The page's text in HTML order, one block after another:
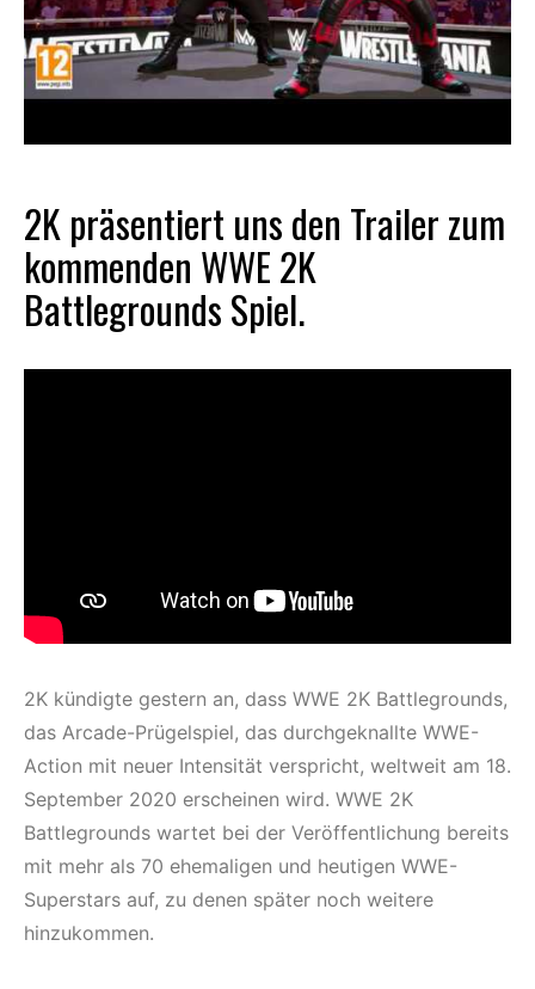
2K präsentiert uns den Trailer zum
kommenden WWE2K
Battlegrounds Spiel.
2K kündigte gestern an, dass WWE 2K Battlegrounds,
das Arcade-Prügelspiel, das durchgeknallte WWE-
Action mit neuer Intensität verspricht, weltweit am 18.
September 2020 erscheinen wird. WWE 2K
Battlegrounds wartet bei der Veröffentlichung bereits
mit mehr als 70 ehemaligen und heutigen WWE-
Superstars auf, zu denen später noch weitere
hinzukommen.